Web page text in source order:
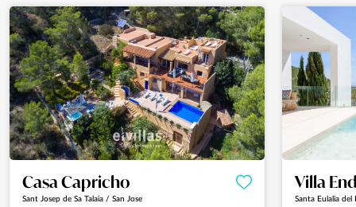
Casa Capricho
Sant Josep de Sa Talaia / San Jose
Villa
Santa Eulalia del